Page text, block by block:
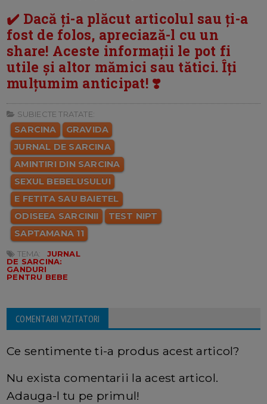
✔️ Dacă ți-a plăcut articolul sau ți-a
fost de folos, apreciază-l cu un
share! Aceste informații le pot fi
utile și altor mămici sau tătici. Îți
mulțumim anticipat! ❣️
SUBIECTE TRATATE:
SARCINA
GRAVIDA
JURNAL DE SARCINA
AMINTIRI DIN SARCINA
SEXUL BEBELUSULUI
E FETITA SAU BAIETEL
ODISEEA SARCINII
TEST NIPT
SAPTAMANA 11
TEMA:
JURNAL
DE SARCINA:
GANDURI
PENTRU BEBE
COMENTARII VIZITATORI
Ce sentimente ti-a produs acest articol?
Nu exista comentarii la acest articol.
Adauga-l tu pe primul!